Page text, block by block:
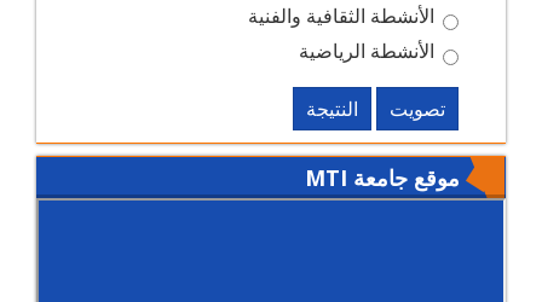
الأنشطة الثقافية والفنية
الأنشطة الرياضية
تصويت النتيجة
موقع جامعة MTI